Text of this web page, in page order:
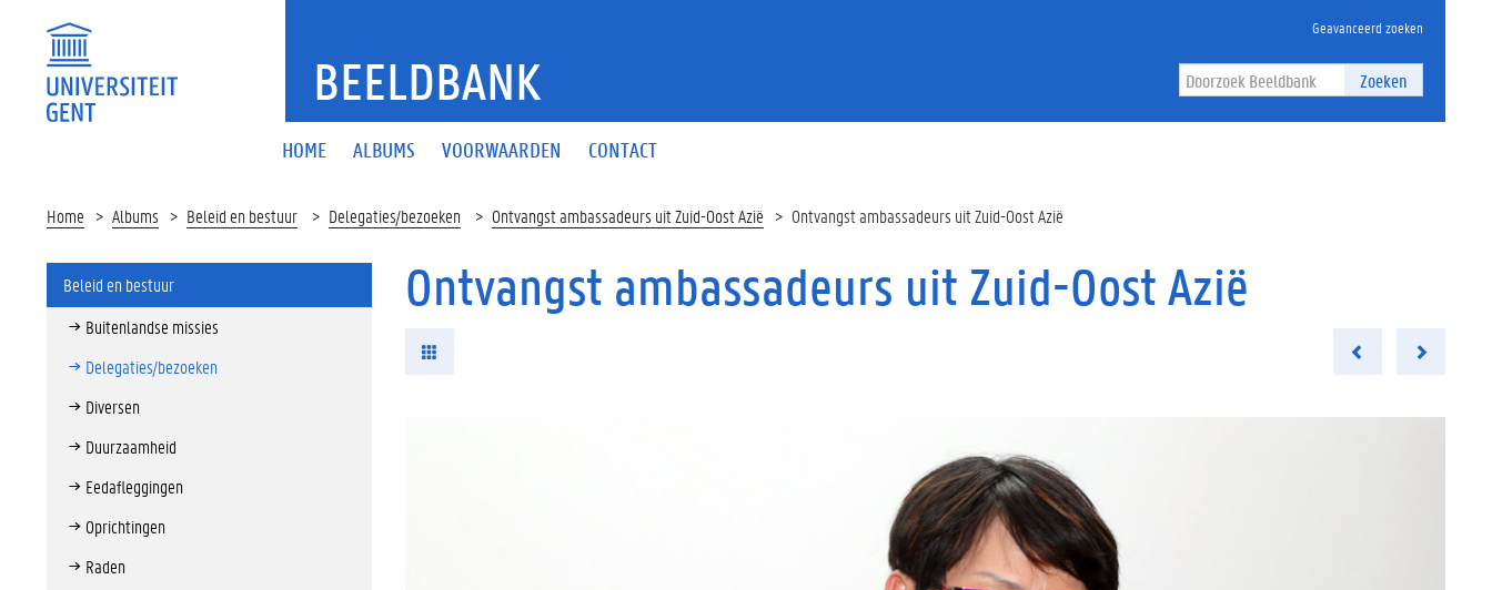
BEELDBANK
Geavanceerd zoeken
Zoeken
HOME ALBUMS VOORWAARDEN CONTACT
Home Albums Beleid en bestuur Delegaties/bezoeken Ontvangst ambassadeurs uit Zuid-Oost Azië Ontvangst ambassadeurs uit Zuid-Oost Azië
Beleid en bestuur
Buitenlandse missies
Delegaties/bezoeken
Diversen
Duurzaamheid
Eedafleggingen
Oprichtingen
Raden
Ontvangst ambassadeurs uit Zuid-Oost Azië